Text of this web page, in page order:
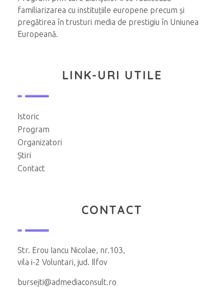
familiarizarea cu instituțiile europene precum și
pregătirea în trusturi media de prestigiu în Uniunea
Europeană.
LINK-URI UTILE
Istoric
Program
Organizatori
Știri
Contact
CONTACT
Str. Erou Iancu Nicolae, nr.103,
vila i-2 Voluntari, jud. Ilfov
bursejti@admediaconsult.ro